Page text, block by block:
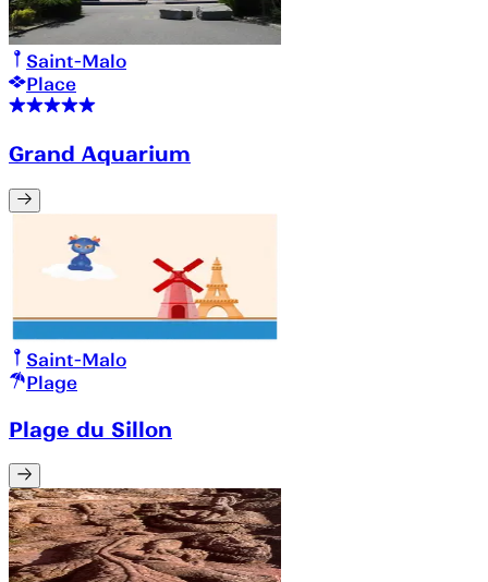
Saint-Malo
Place
Grand Aquarium
Saint-Malo
Plage
Plage du Sillon